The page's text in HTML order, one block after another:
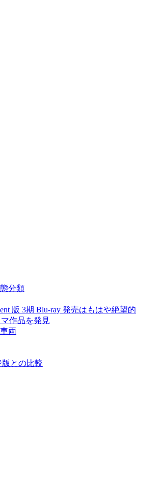
分類
版 3期 Blu-ray 発売はもはや絶望的
作品を発見
両
との比較